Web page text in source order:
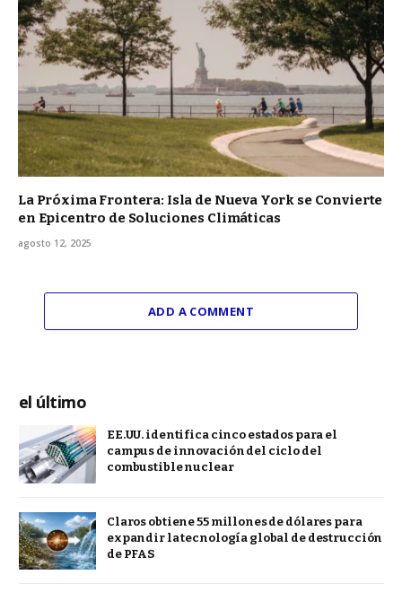
La Próxima Frontera: Isla de Nueva York se Convierte
en Epicentro de Soluciones Climáticas
agosto 12, 2025
ADD A COMMENT
el último
EE.UU. identifica cinco estados para el
campus de innovación del ciclo del
combustible nuclear
Claros obtiene 55 millones de dólares para
expandir la tecnología global de destrucción
de PFAS